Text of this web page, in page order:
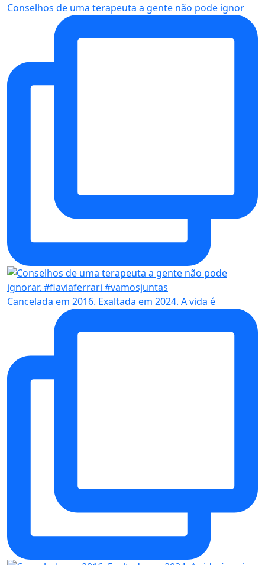
Conselhos de uma terapeuta a gente não pode ignor
Cancelada em 2016. Exaltada em 2024. A vida é